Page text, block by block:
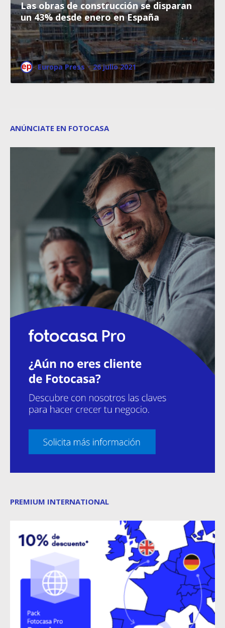
Las obras de construcción se disparan
un 43% desde enero en España
Europa Press · 26 julio 2021
ANÚNCIATE EN FOTOCASA
PREMIUM INTERNATIONAL